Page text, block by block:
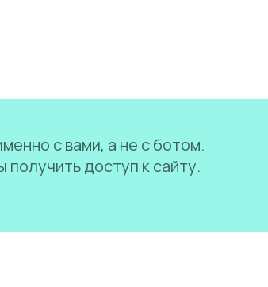
с вами, а не с ботом.
доступ к сайту.